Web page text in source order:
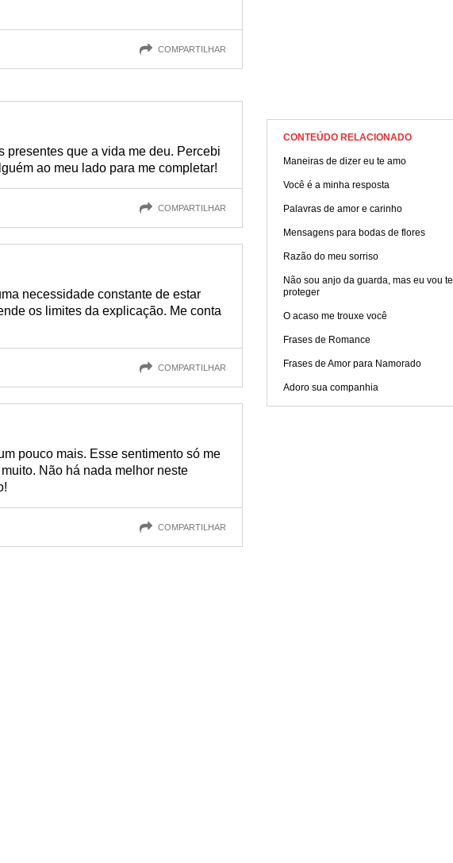
COMPARTILHAR
presentes que a vida me deu. Percebi
ao meu lado para me completar!
COMPARTILHAR
necessidade constante de estar
os limites da explicação. Me conta
COMPARTILHAR
pouco mais. Esse sentimento só me
Não há nada melhor neste
COMPARTILHAR
CONTEÚDO RELACIONADO
Maneiras de dizer eu te amo
Você é a minha resposta
Palavras de amor e carinho
Mensagens para bodas de flores
Razão do meu sorriso
Não sou anjo da guarda, mas eu vou te
proteger
O acaso me trouxe você
Frases de Romance
Frases de Amor para Namorado
Adoro sua companhia